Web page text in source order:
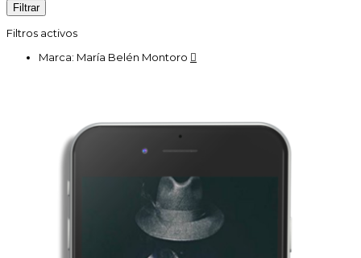
Filtrar
Filtros activos
Marca: María Belén Montoro 